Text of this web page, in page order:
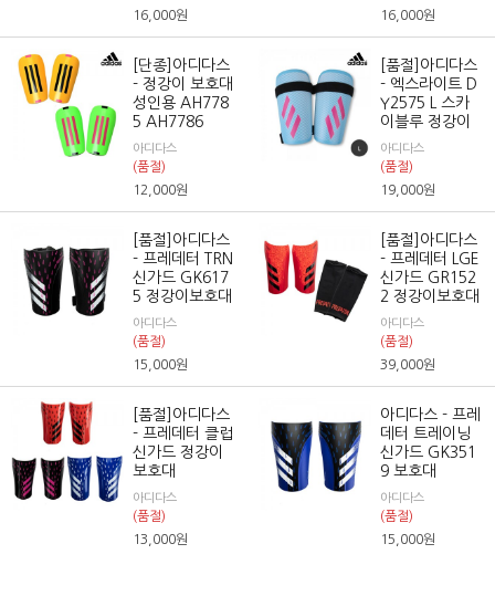
16,000원
16,000원
[단종]아디다스
- 정강이 보호대
성인용 AH778
5 AH7786
아디다스
(품절)
12,000원
[품절]아디다스
- 엑스라이트 D
Y2575 L 스카
이블루 정강이
아디다스
(품절)
19,000원
[품절]아디다스
- 프레데터 TRN
신가드 GK617
5 정강이보호대
아디다스
(품절)
15,000원
[품절]아디다스
- 프레데터 LGE
신가드 GR152
2 정강이보호대
아디다스
(품절)
39,000원
[품절]아디다스
- 프레데터 클럽
신가드 정강이
보호대
아디다스
(품절)
13,000원
아디다스 - 프레
데터 트레이닝
신가드 GK351
9 보호대
아디다스
(품절)
15,000원